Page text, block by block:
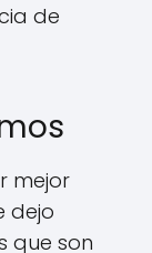
de
mejor
dejo
que son